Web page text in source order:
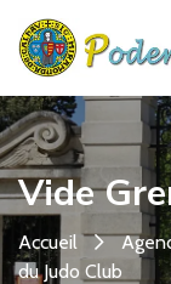
Vide
Accueil
du Judo Club